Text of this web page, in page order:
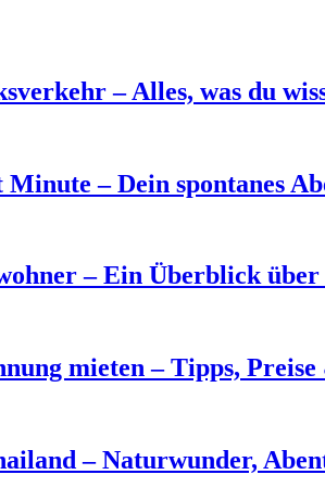
– Alles, was du
– Dein spontanes
– Ein Überblick über
mieten – Tipps,
– Naturwunder,